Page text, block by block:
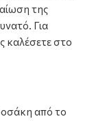
της
Για
καλέσετε στο
από το